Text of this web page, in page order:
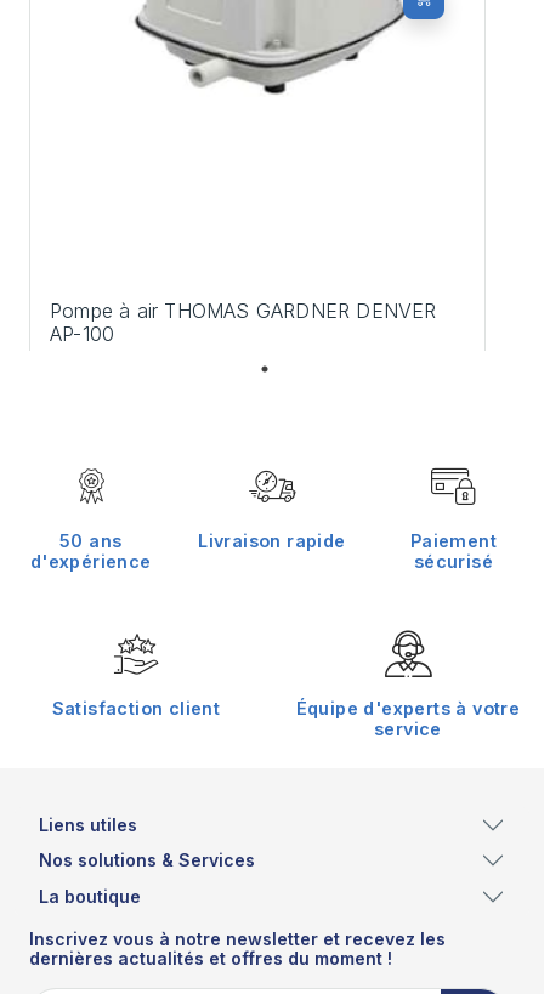
Pompe à air THOMAS GARDNER DENVER
AP-100
50 ans
d'expérience
Livraison rapide
Paiement
sécurisé
Satisfaction client
Équipe d'experts à votre
service
Liens utiles
Nos solutions & Services
La boutique
Inscrivez vous à notre newsletter et recevez les
dernières actualités et offres du moment !